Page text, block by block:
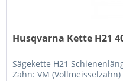
Husqvarna Kette H21
Sägekette H21
Zahn: VM